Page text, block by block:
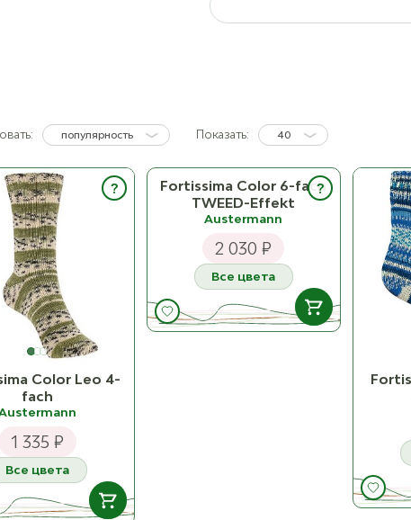
популярность Показать: 40
Color Leo 4-
fach
?
1 335 ₽
Все цвета
Fortissima Color 6-fach
TWEED-Effekt
Austermann
?
2 030 ₽
Все цвета